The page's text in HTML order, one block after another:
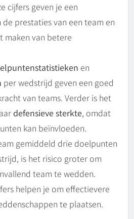
cijfers geven je een
prestaties van een team en
maken van betere
en
per wedstrijd geven een goed
van teams. Verder is het
defensieve sterkte, omdat
kan beïnvloeden.
gemiddeld drie doelpunten
is het risico groter om
team te wedden.
helpen je om effectievere
te plaatsen.